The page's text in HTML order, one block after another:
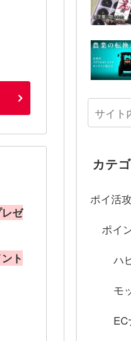
ゼ
ト
カテ
ポイ活
ポイ
ハ
モ